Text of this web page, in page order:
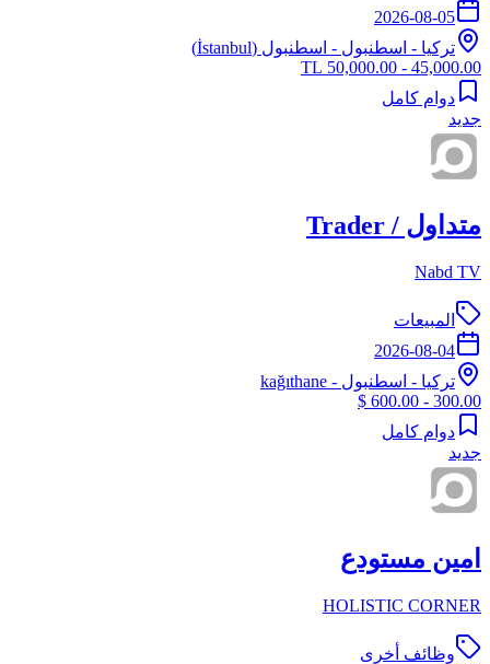
2026-08-05
تركيا - اسطنبول - اسطنبول (İstanbul)
45,000.00 - 50,000.00 TL
دوام كامل
جديد
متداول / Trader
Nabd TV
المبيعات
2026-08-04
تركيا - اسطنبول - kağıthane
300.00 - 600.00 $
دوام كامل
جديد
امين مستودع
HOLISTIC CORNER
وظائف أخرى